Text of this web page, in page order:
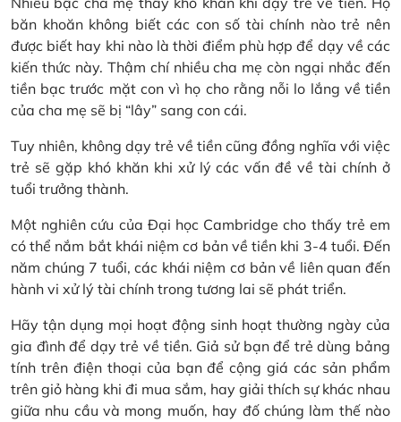
băn khoăn không biết các con số tài chính nào trẻ nên
được biết hay khi nào là thời điểm phù hợp để dạy về các
kiến thức này. Thậm chí nhiều cha mẹ còn ngại nhắc đến
tiền bạc trước mặt con vì họ cho rằng nỗi lo lắng về tiền
của cha mẹ sẽ bị “lây” sang con cái.
Tuy nhiên, không dạy trẻ về tiền cũng đồng nghĩa với việc
trẻ sẽ gặp khó khăn khi xử lý các vấn đề về tài chính ở
tuổi trưởng thành.
Một nghiên cứu của Đại học Cambridge cho thấy trẻ em
có thể nắm bắt khái niệm cơ bản về tiền khi 3-4 tuổi. Đến
năm chúng 7 tuổi, các khái niệm cơ bản về liên quan đến
hành vi xử lý tài chính trong tương lai sẽ phát triển.
Hãy tận dụng mọi hoạt động sinh hoạt thường ngày của
gia đình để dạy trẻ về tiền. Giả sử bạn để trẻ dùng bảng
tính trên điện thoại của bạn để cộng giá các sản phẩm
trên giỏ hàng khi đi mua sắm, hay giải thích sự khác nhau
giữa nhu cầu và mong muốn, hay đố chúng làm thế nào